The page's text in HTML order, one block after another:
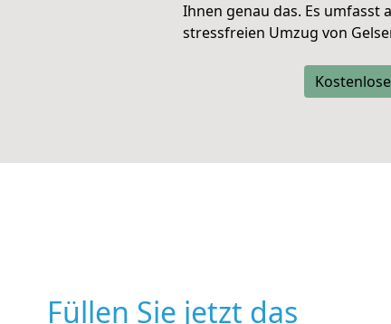
Ihnen genau das. Es umfasst
stressfreien Umzug von
Füllen Sie jetzt das